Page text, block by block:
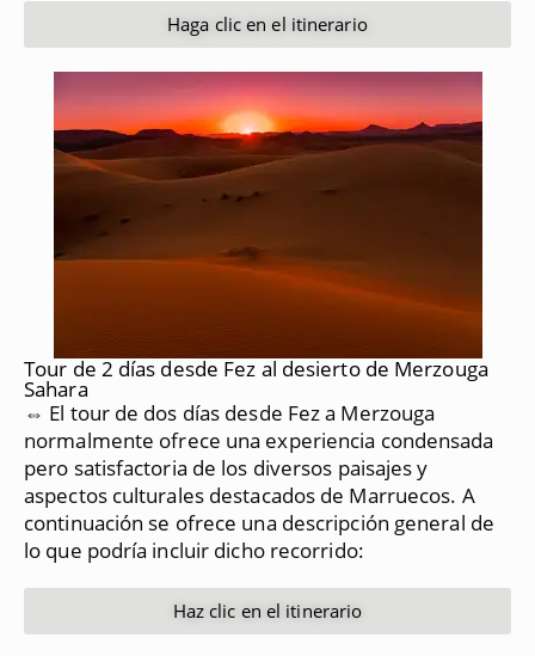
Haga clic en el itinerario
Tour de 2 días desde Fez al desierto de Merzouga
Sahara
⇔ El tour de dos días desde Fez a Merzouga
normalmente ofrece una experiencia condensada
pero satisfactoria de los diversos paisajes y
aspectos culturales destacados de Marruecos. A
continuación se ofrece una descripción general de
lo que podría incluir dicho recorrido:
Haz clic en el itinerario